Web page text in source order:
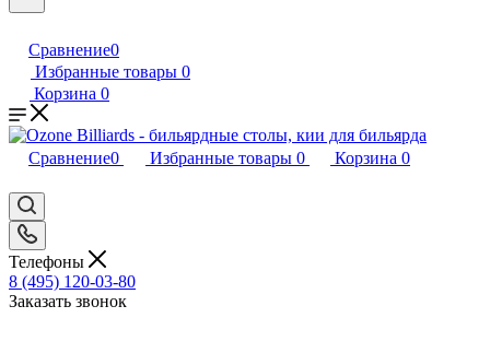
Сравнение0
Избранные товары 0
Корзина 0
Сравнение0 Избранные товары 0 Корзина 0
Телефоны
8 (495) 120-03-80
Заказать звонок